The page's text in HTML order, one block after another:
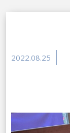
2022.08.25